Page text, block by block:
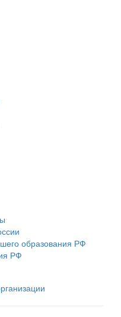
образования РФ
РФ